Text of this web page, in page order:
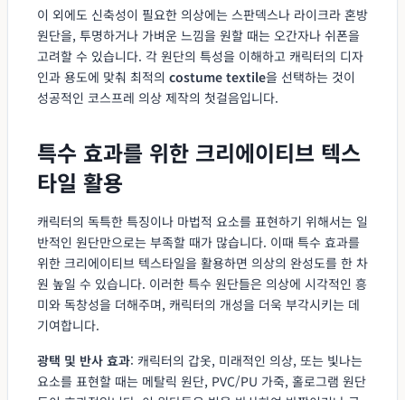
이 외에도 신축성이 필요한 의상에는 스판덱스나 라이크라 혼방
원단을, 투명하거나 가벼운 느낌을 원할 때는 오간자나 쉬폰을
고려할 수 있습니다. 각 원단의 특성을 이해하고 캐릭터의 디자
인과 용도에 맞춰 최적의 costume textile을 선택하는 것이
성공적인 코스프레 의상 제작의 첫걸음입니다.
특수 효과를 위한 크리에이티브 텍스
타일 활용
캐릭터의 독특한 특징이나 마법적 요소를 표현하기 위해서는 일
반적인 원단만으로는 부족할 때가 많습니다. 이때 특수 효과를
위한 크리에이티브 텍스타일을 활용하면 의상의 완성도를 한 차
원 높일 수 있습니다. 이러한 특수 원단들은 의상에 시각적인 흥
미와 독창성을 더해주며, 캐릭터의 개성을 더욱 부각시키는 데
기여합니다.
광택 및 반사 효과: 캐릭터의 갑옷, 미래적인 의상, 또는 빛나는
요소를 표현할 때는 메탈릭 원단, PVC/PU 가죽, 홀로그램 원단